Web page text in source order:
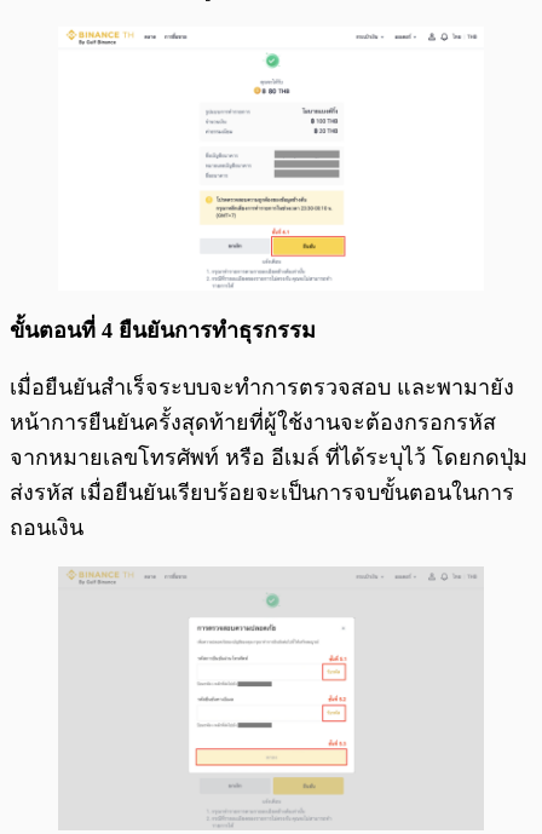
ขั้นตอนที่ 4 ยืนยันการทำธุรกรรม
เมื่อยืนยันสำเร็จระบบจะทำการตรวจสอบ และพามายัง
หน้าการยืนยันครั้งสุดท้ายที่ผู้ใช้งานจะต้องกรอกรหัส
จากหมายเลขโทรศัพท์ หรือ อีเมล์ ที่ได้ระบุไว้ โดยกดปุ่ม
ส่งรหัส เมื่อยืนยันเรียบร้อยจะเป็นการจบขั้นตอนในการ
ถอนเงิน